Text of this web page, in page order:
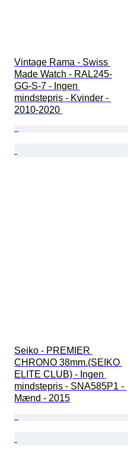
Vintage Rama - Swiss
Made Watch - RAL245-
GG-S-7 - Ingen
mindstepris - Kvinder -
2010-2020
Seiko - PREMIER
CHRONO 38mm.(SEIKO
ELITE CLUB) - Ingen
mindstepris - SNA585P1 -
Mænd - 2015